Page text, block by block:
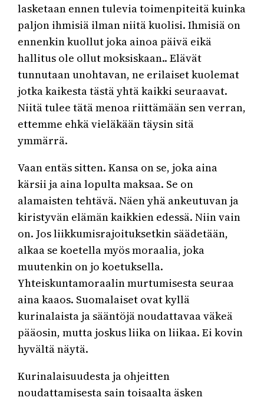
lasketaan ennen tulevia toimenpiteitä kuinka
paljon ihmisiä ilman niitä kuolisi. Ihmisiä on
ennenkin kuollut joka ainoa päivä eikä
hallitus ole ollut moksiskaan.. Elävät
tunnutaan unohtavan, ne erilaiset kuolemat
jotka kaikesta tästä yhtä kaikki seuraavat.
Niitä tulee tätä menoa riittämään sen verran,
ettemme ehkä vieläkään täysin sitä
ymmärrä.
Vaan entäs sitten. Kansa on se, joka aina
kärsii ja aina lopulta maksaa. Se on
alamaisten tehtävä. Näen yhä ankeutuvan ja
kiristyvän elämän kaikkien edessä. Niin vain
on. Jos liikkumisrajoituksetkin säädetään,
alkaa se koetella myös moraalia, joka
muutenkin on jo koetuksella.
Yhteiskuntamoraalin murtumisesta seuraa
aina kaaos. Suomalaiset ovat kyllä
kurinalaista ja sääntöjä noudattavaa väkeä
pääosin, mutta joskus liika on liikaa. Ei kovin
hyvältä näytä.
Kurinalaisuudesta ja ohjeitten
noudattamisesta sain toisaalta äsken